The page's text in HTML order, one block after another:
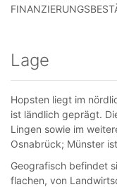
Lage
Hopsten liegt im
ist ländlich geprägt.
Lingen sowie im
Osnabrück; Münster
Geografisch befindet
flachen, von